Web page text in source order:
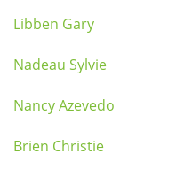
Libben Gary
Nadeau Sylvie
Nancy Azevedo
Brien Christie